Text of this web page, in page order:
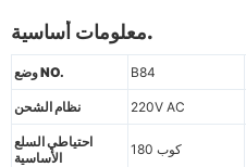
معلومات أساسية.
وضع NO. B84
نظام الشحن 220V AC
احتياطي السلع
الأساسية
180 كوب